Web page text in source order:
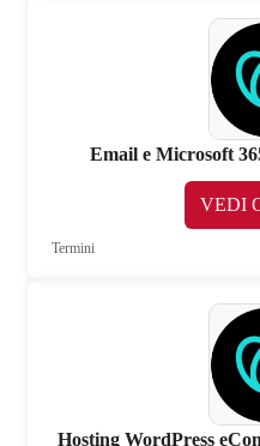
Email e Microsoft
VEDI
Termini
Hosting WordPress